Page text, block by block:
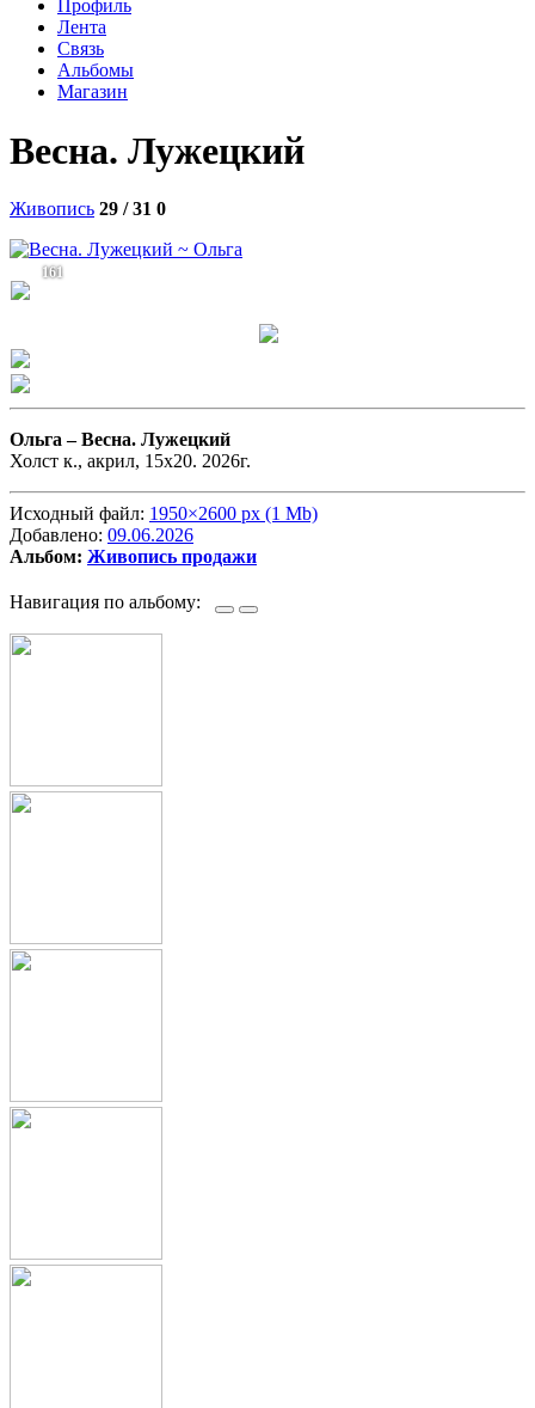
Профиль
Лента
Связь
Альбомы
Магазин
Весна. Лужецкий
Живопись 29 / 31 0
161
Ольга –Весна. Лужецкий
Холст к., акрил, 15х20. 2026г.
Исходный файл: 1950×2600 px (1 Mb)
Добавлено: 09.06.2026
Альбом: Живопись продажи
Навигация по альбому: